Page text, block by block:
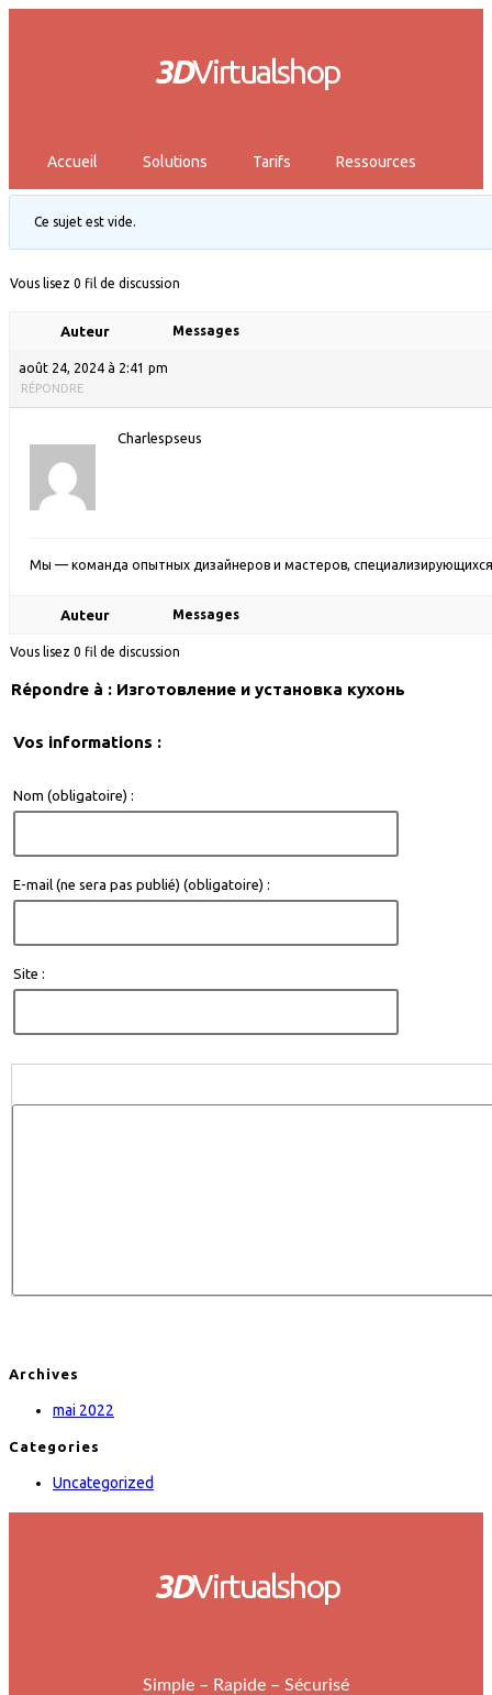
3DVirtualshop
Accueil Solutions Tarifs Ressources
Ce sujet est vide.
Vous lisez 0 fil de discussion
Auteur Messages
août 24, 2024 à 2:41 pm
RÉPONDRE
Charlespseus
Мы — команда опытных дизайнеров и мастеров, специализирующихся
Auteur Messages
Vous lisez 0 fil de discussion
Répondre à : Изготовление и установка кухонь
Vos informations :
Nom (obligatoire) :
E-mail (ne sera pas publié) (obligatoire) :
Site :
Archives
mai 2022
Categories
Uncategorized
3DVirtualshop
Simple – Rapide – Sécurisé